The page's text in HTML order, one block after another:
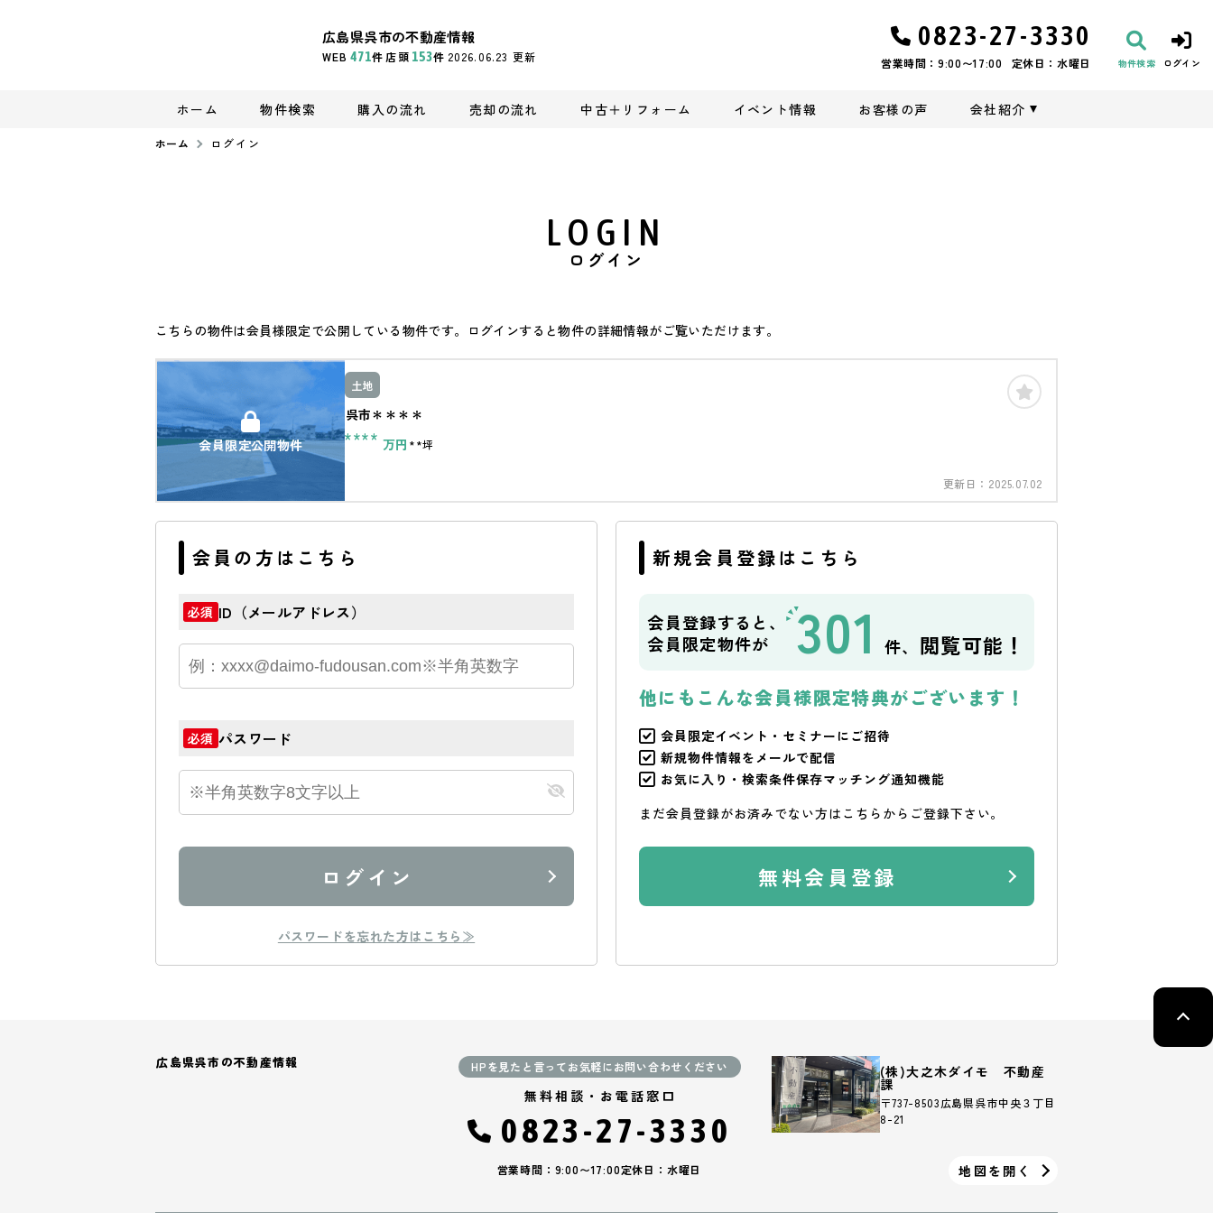
広島県呉市の不動産情報
WEB 471件 店頭 153件 2026.06.23 更新
0823-27-3330
営業時間：9:00〜17:00 定休日：水曜日 物件検索 ログイン
ホーム 物件検索 購入の流れ 売却の流れ 中古＋リフォーム イベント情報 お客様の声 会社紹介
ホーム ログイン
ログイン
LOGIN
こちらの物件は会員様限定で公開している物件です。ログインすると物件の詳細情報がご覧いただけます。
会員限定公開物件
土地
呉市＊＊＊＊
**** 万円 **坪
更新日： 2025.07.02
会員の方はこちら
必須 ID（メールアドレス）
必須 パスワード
ログイン
パスワードを忘れた方はこちら≫
新規会員登録はこちら
会員登録すると、
会員限定物件が
301 件、 閲覧可能！
他にもこんな会員様限定特典がございます！
会員限定イベント・セミナーにご招待
新規物件情報をメールで配信
お気に入り・検索条件保存マッチング通知機能
まだ会員登録がお済みでない方はこちらからご登録下さい。
無料会員登録
広島県呉市の不動産情報 HPを見たと言ってお気軽にお問い合わせください
無料相談・お電話窓口
0823-27-3330
営業時間：9:00〜17:00定休日：水曜日
(株)大之木ダイモ 不動産
課
〒737-8503広島県呉市中央３丁目
8-21
地図を開く